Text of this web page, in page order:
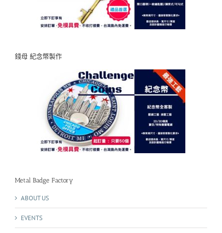
錢母 紀念幣製作
Metal Badge Factory
ABOUT US
EVENTS